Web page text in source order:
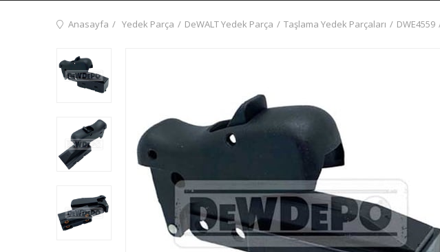
Anasayfa Yedek Parça DeWALT Yedek Parça Taşlama Yedek Parçaları DWE4559